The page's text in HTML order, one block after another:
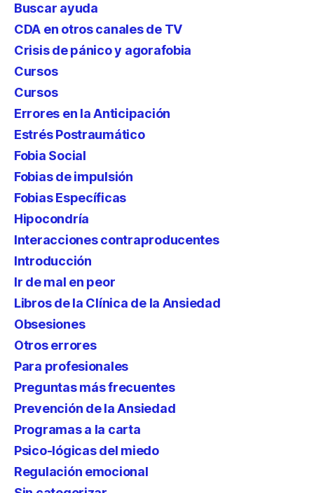
Buscar ayuda
CDA en otros canales de TV
Crisis de pánico y agorafobia
Cursos
Cursos
Errores en la Anticipación
Estrés Postraumático
Fobia Social
Fobias de impulsión
Fobias Específicas
Hipocondría
Interacciones contraproducentes
Introducción
Ir de mal en peor
Libros de la Clínica de la Ansiedad
Obsesiones
Otros errores
Para profesionales
Preguntas más frecuentes
Prevención de la Ansiedad
Programas a la carta
Psico-lógicas del miedo
Regulación emocional